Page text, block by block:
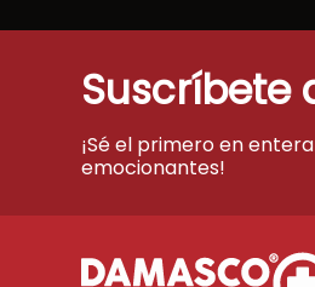
Suscríbete
¡Sé el primero en
emocionantes!